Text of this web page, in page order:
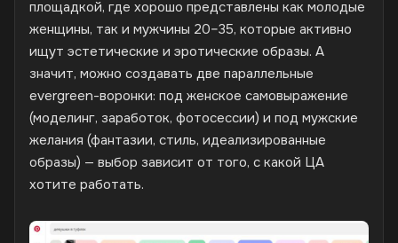
площадкой, где хорошо представлены как молодые
женщины, так и мужчины 20–35, которые активно
ищут эстетические и эротические образы. А
значит, можно создавать две параллельные
evergreen-воронки: под женское самовыражение
(моделинг, заработок, фотосессии) и под мужские
желания (фантазии, стиль, идеализированные
образы) — выбор зависит от того, с какой ЦА
хотите работать.